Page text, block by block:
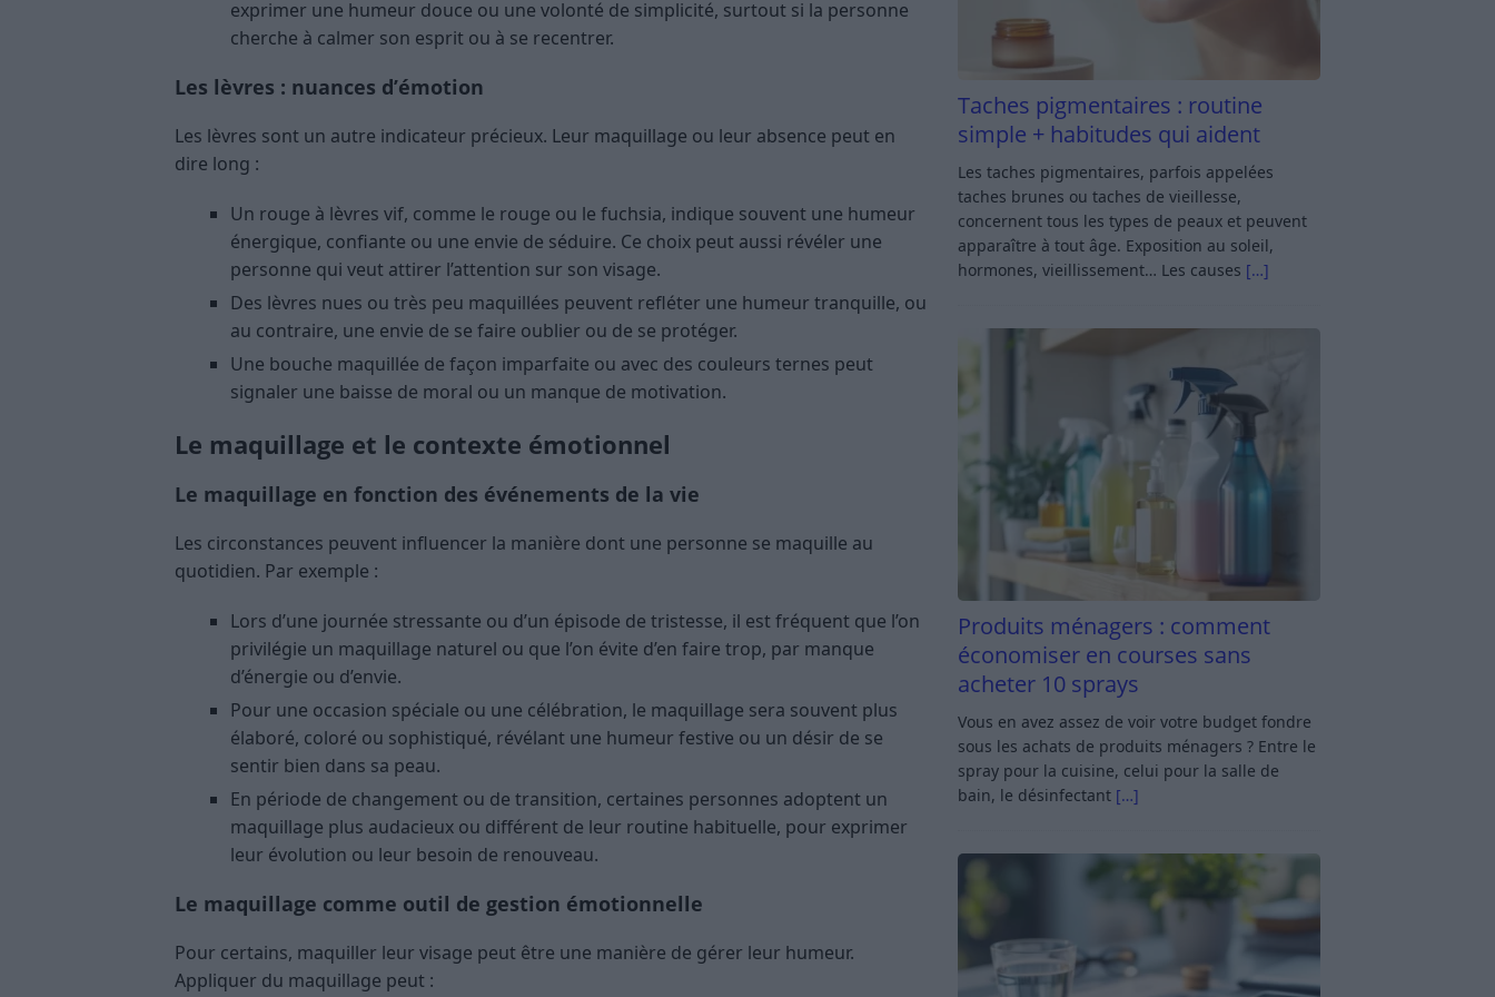
exprimer une humeur douce ou une volonté de simplicité, surtout si la personne
cherche à calmer son esprit ou à se recentrer.
Les lèvres : nuances d’émotion
Les lèvres sont un autre indicateur précieux. Leur maquillage ou leur absence peut en
dire long :
Un rouge à lèvres vif, comme le rouge ou le fuchsia, indique souvent une humeur
énergique, confiante ou une envie de séduire. Ce choix peut aussi révéler une
personne qui veut attirer l’attention sur son visage.
Des lèvres nues ou très peu maquillées peuvent refléter une humeur tranquille, ou
au contraire, une envie de se faire oublier ou de se protéger.
Une bouche maquillée de façon imparfaite ou avec des couleurs ternes peut
signaler une baisse de moral ou un manque de motivation.
Le maquillage et le contexte émotionnel
Le maquillage en fonction des événements de la vie
Les circonstances peuvent influencer la manière dont une personne se maquille au
quotidien. Par exemple :
Lors d’une journée stressante ou d’un épisode de tristesse, il est fréquent que l’on
privilégie un maquillage naturel ou que l’on évite d’en faire trop, par manque
d’énergie ou d’envie.
Pour une occasion spéciale ou une célébration, le maquillage sera souvent plus
élaboré, coloré ou sophistiqué, révélant une humeur festive ou un désir de se
sentir bien dans sa peau.
En période de changement ou de transition, certaines personnes adoptent un
maquillage plus audacieux ou différent de leur routine habituelle, pour exprimer
leur évolution ou leur besoin de renouveau.
Le maquillage comme outil de gestion émotionnelle
Pour certains, maquiller leur visage peut être une manière de gérer leur humeur.
Appliquer du maquillage peut :
Taches pigmentaires : routine
simple + habitudes qui aident
Les taches pigmentaires, parfois appelées
taches brunes ou taches de vieillesse,
concernent tous les types de peaux et peuvent
apparaître à tout âge. Exposition au soleil,
hormones, vieillissement… Les causes […]
Produits ménagers : comment
économiser en courses sans
acheter 10 sprays
Vous en avez assez de voir votre budget fondre
sous les achats de produits ménagers ? Entre le
spray pour la cuisine, celui pour la salle de
bain, le désinfectant […]